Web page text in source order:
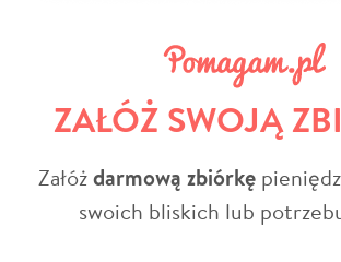
ZAŁÓŻ SWOJĄ
Załóżdarmową zbiórkę
swoich bliskich lub